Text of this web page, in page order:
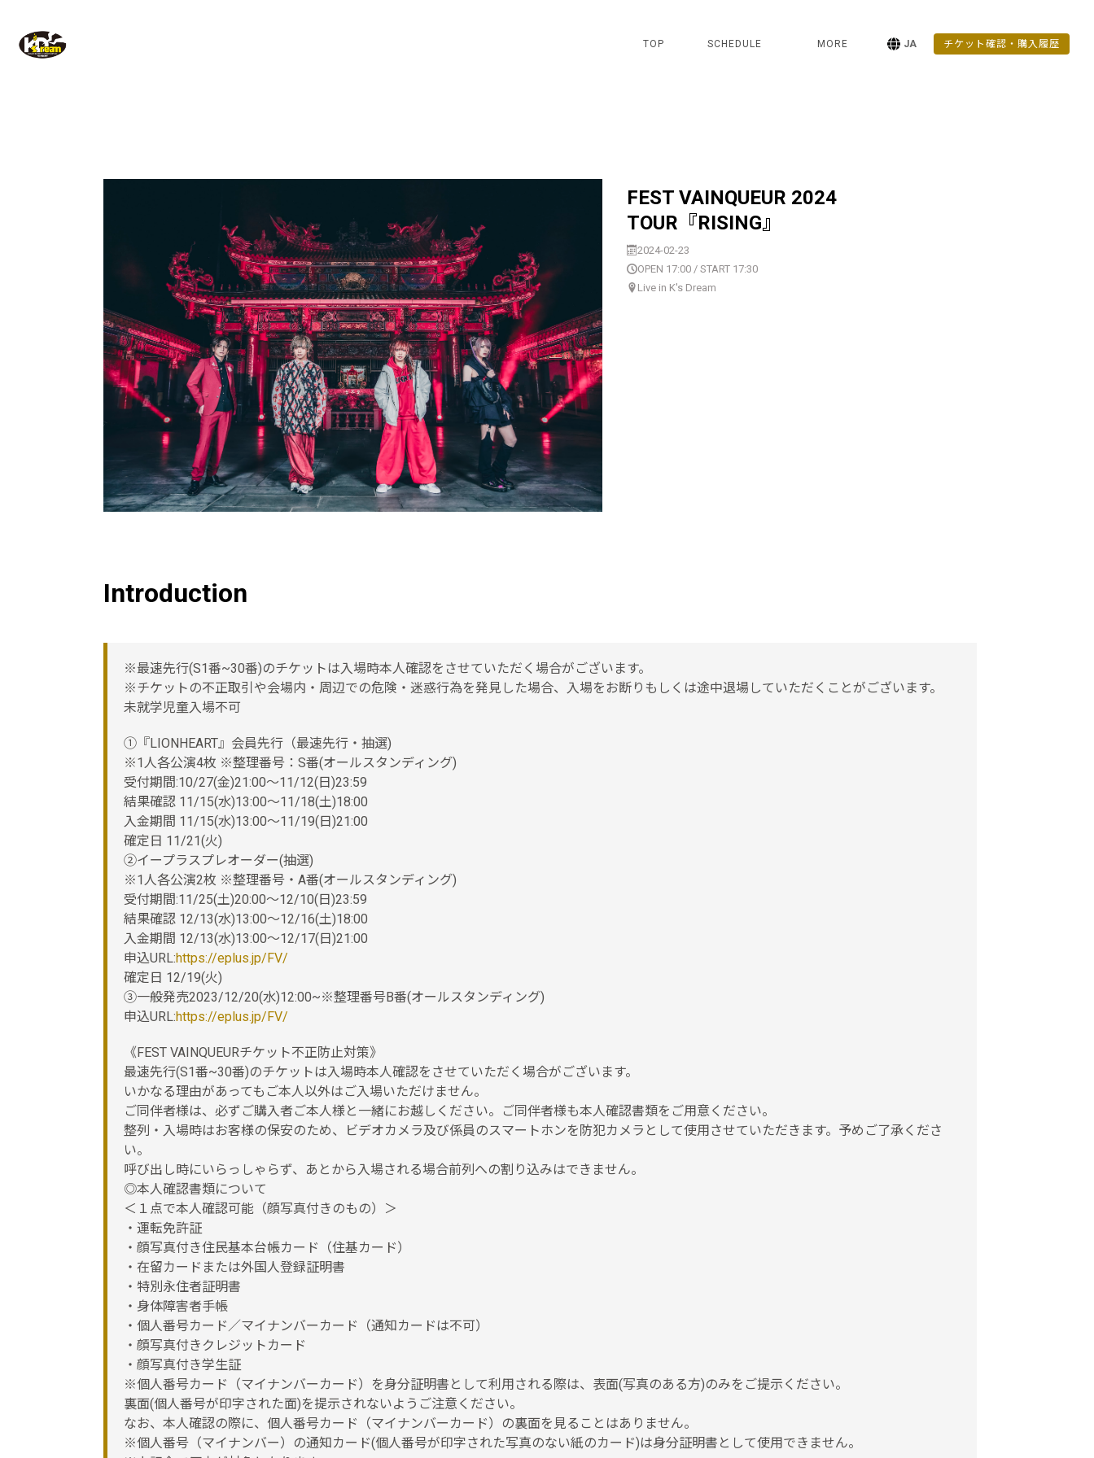
TOP SCHEDULE MORE JA チケット確認・購入履歴
FEST VAINQUEUR 2024
TOUR『RISING』
2024-02-23
OPEN 17:00 / START 17:30
Live in K's Dream
Introduction
※最速先行(S1番~30番)のチケットは入場時本人確認をさせていただく場合がございます。
※チケットの不正取引や会場内・周辺での危険・迷惑行為を発見した場合、入場をお断りもしくは途中退場していただくことがございます。
未就学児童入場不可
①『LIONHEART』会員先行（最速先行・抽選)
※1人各公演4枚 ※整理番号：S番(オールスタンディング)
受付期間:10/27(金)21:00～11/12(日)23:59
結果確認 11/15(水)13:00～11/18(土)18:00
入金期間 11/15(水)13:00～11/19(日)21:00
確定日 11/21(火)
②イープラスプレオーダー(抽選)
※1人各公演2枚 ※整理番号・A番(オールスタンディング)
受付期間:11/25(土)20:00～12/10(日)23:59
結果確認 12/13(水)13:00～12/16(土)18:00
入金期間 12/13(水)13:00～12/17(日)21:00
申込URL:https://eplus.jp/FV/
確定日 12/19(火)
③一般発売2023/12/20(水)12:00~※整理番号B番(オールスタンディング)
申込URL:https://eplus.jp/FV/
《FEST VAINQUEURチケット不正防止対策》
最速先行(S1番~30番)のチケットは入場時本人確認をさせていただく場合がございます。
いかなる理由があってもご本人以外はご入場いただけません。
ご同伴者様は、必ずご購入者ご本人様と一緒にお越しください。ご同伴者様も本人確認書類をご用意ください。
整列・入場時はお客様の保安のため、ビデオカメラ及び係員のスマートホンを防犯カメラとして使用させていただきます。予めご了承くださ
い。
呼び出し時にいらっしゃらず、あとから入場される場合前列への割り込みはできません。
◎本人確認書類について
＜１点で本人確認可能（顔写真付きのもの）＞
・運転免許証
・顔写真付き住民基本台帳カード（住基カード）
・在留カードまたは外国人登録証明書
・特別永住者証明書
・身体障害者手帳
・個人番号カード／マイナンバーカード（通知カードは不可）
・顔写真付きクレジットカード
・顔写真付き学生証
※個人番号カード（マイナンバーカード）を身分証明書として利用される際は、表面(写真のある方)のみをご提示ください。
裏面(個人番号が印字された面)を提示されないようご注意ください。
なお、本人確認の際に、個人番号カード（マイナンバーカード）の裏面を見ることはありません。
※個人番号（マイナンバー）の通知カード(個人番号が印字された写真のない紙のカード)は身分証明書として使用できません。